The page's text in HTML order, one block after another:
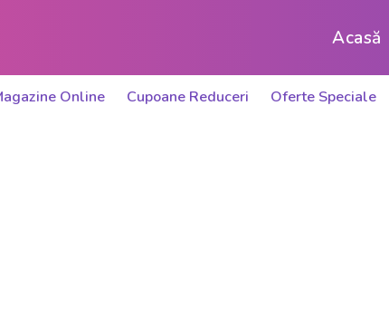
Acasă
Online Cupoane Reduceri Oferte Speciale